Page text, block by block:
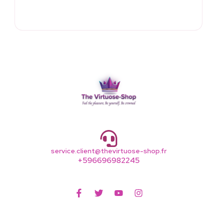
service.client@thevirtuose-shop.fr
+596696982245